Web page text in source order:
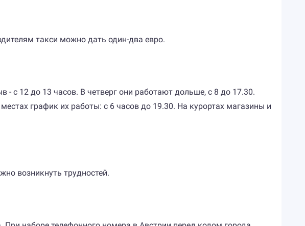
такси можно дать один-два евро.
с 12 до 13 часов. В четверг они работают дольше, с 8 до 17.30.
график их работы: с 6 часов до 19.30. На курортах магазины и
возникнуть трудностей.